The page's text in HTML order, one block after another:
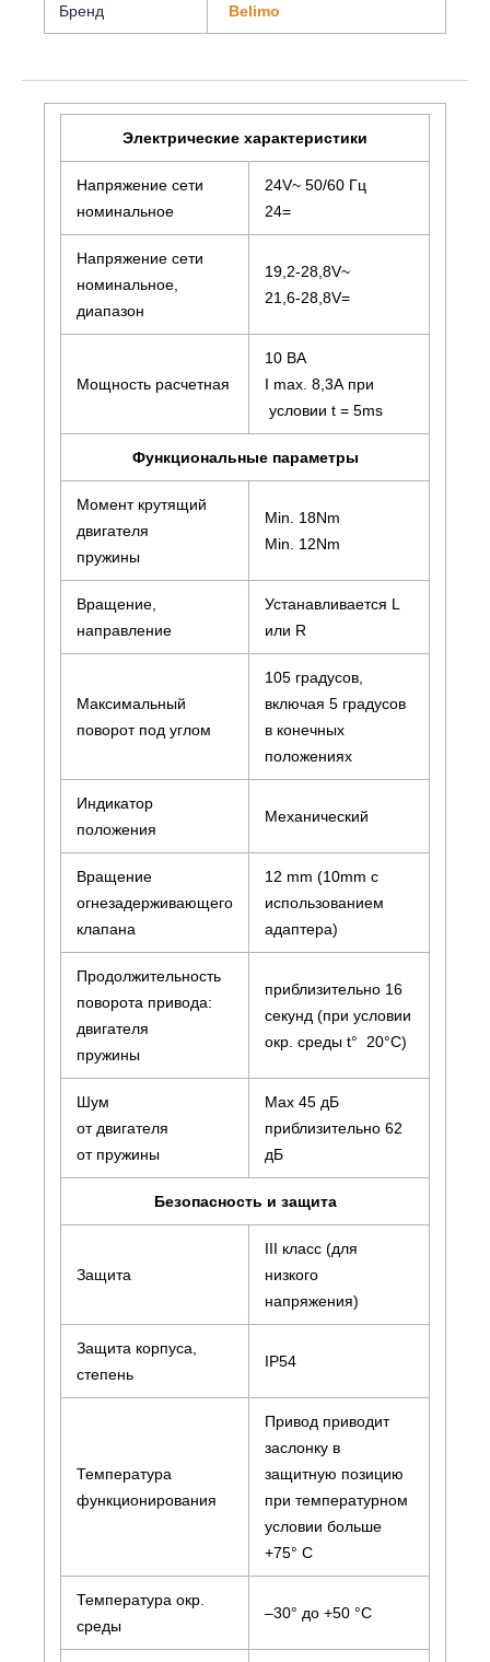
Бренд Belimo
Электрические характеристики
Напряжение сети
номинальное
24V~ 50/60 Гц
24=
Напряжение сети
номинальное,
диапазон
19,2-28,8V~
21,6-28,8V=
Мощность расчетная
10 ВА
I max. 8,3А при
условии t = 5ms
Функциональные параметры
Момент крутящий
двигателя
пружины
Min. 18Nm
Min. 12Nm
Вращение,
направление
Устанавливается L
или R
Максимальный
поворот под углом
105 градусов,
включая 5 градусов
в конечных
положениях
Индикатор
положения
Механический
Вращение
огнезадерживающего
клапана
12 mm (10mm с
использованием
адаптера)
Продолжительность
поворота привода:
двигателя
пружины
приблизительно 16
секунд (при условии
окр. среды t° 20°С)
Шум
от двигателя
от пружины
Max 45 дБ
приблизительно 62
дБ
Безопасность и защита
Защита
III класс (для
низкого
напряжения)
Защита корпуса,
степень
IP54
Температура
функционирования
Привод приводит
заслонку в
защитную позицию
при температурном
условии больше
+75° С
Температура окр.
среды
–30° до +50 °C